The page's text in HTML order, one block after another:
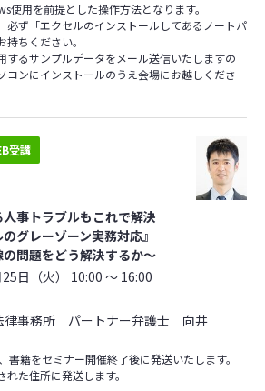
用を前提とした操作方法となります。
ず「エクセルのインストールしてあるノートパ
ちください。
るサンプルデータをメール送信いたしますの
コンにインストールのうえ会場にお越しくださ
受講
事トラブルもこれで解決
グレーゾーン実務対応』
問題をどう解決するか～
日（火） 10:00 ～ 16:00
律事務所 パートナー弁護士 向井
籍をセミナー開催終了後に発送いたします。
た住所に発送します。